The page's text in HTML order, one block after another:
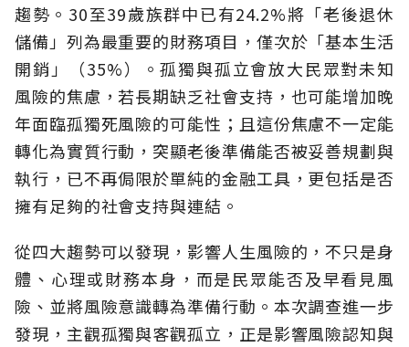
趨勢。30至39歲族群中已有24.2%將「老後退休
儲備」列為最重要的財務項目，僅次於「基本生活
開銷」（35%）。孤獨與孤立會放大民眾對未知
風險的焦慮，若長期缺乏社會支持，也可能增加晚
年面臨孤獨死風險的可能性；且這份焦慮不一定能
轉化為實質行動，突顯老後準備能否被妥善規劃與
執行，已不再侷限於單純的金融工具，更包括是否
擁有足夠的社會支持與連結。
從四大趨勢可以發現，影響人生風險的，不只是身
體、心理或財務本身，而是民眾能否及早看見風
險、並將風險意識轉為準備行動。本次調查進一步
發現，主觀孤獨與客觀孤立，正是影響風險認知與